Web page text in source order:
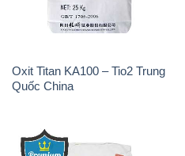
Oxit Titan KA100 – Tio2 Trung
Quốc China